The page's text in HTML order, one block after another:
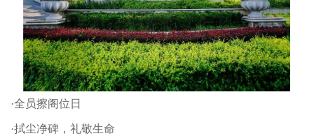
·全员擦阁位日
·拭尘净碑，礼敬生命